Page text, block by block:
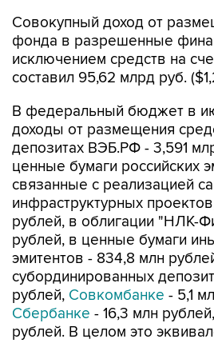
Совокупный доход от
фонда в разрешенные
исключением средств на
составил 95,62 млрд руб.
В федеральный бюджет в
доходы от размещения
депозитах ВЭБ.РФ - 3,591
ценные бумаги российских
связанные с реализацией
инфраструктурных
рублей, в облигации "НЛК-
рублей, в ценные бумаги
эмитентов - 834,8 млн
субординированных
рублей, Совкомбанке - 5,1
Сбербанке - 16,3 млн
рублей. В целом это